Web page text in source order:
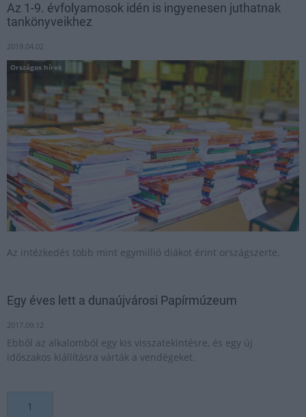
Az 1-9. évfolyamosok idén is ingyenesen juthatnak
tankönyveikhez
2019.04.02
Országos hírek
Az intézkedés több mint egymillió diákot érint országszerte.
Egy éves lett a dunaújvárosi Papírmúzeum
2017.09.12
Ebből az alkalomból egy kis visszatekintésre, és egy új
időszakos kiállításra várták a vendégeket.
1